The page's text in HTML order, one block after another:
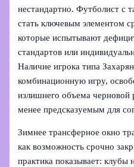
нестандартно. Футболист с
стать ключевым элементом
которые испытывают
стандартов или
Наличие игрока типа
комбинационную игру,
излишнего объема черновой
менее предсказуемым для
Зимнее трансферное окно
как возможность срочно
практика показывает: клубы